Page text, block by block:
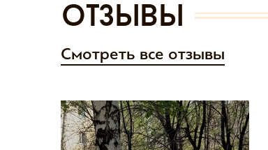
отзывы
Смотреть все отзывы